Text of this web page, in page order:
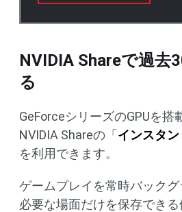
NVIDIA Shareで過去
る
GeForceシリーズのGPUを搭
NVIDIA Shareの「インスタ
を利用できます。
ゲームプレイを常時バックグ
必要な場面だけを保存できる